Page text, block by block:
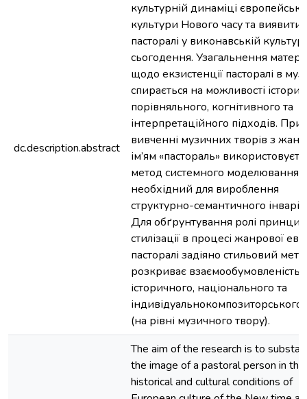
dc.description.abstract
культурній динаміці
культури Нового часу та виявити
пасторалі у виконавській культурі
сьогодення. Узагальнення
щодо екзистенції пасторалі в
спирається на можливості
порівняльного, когнітивного та
інтерпретаційного підходів. При
вивченні музичних творів з
ім’ям «пастораль»
метод системного моделювання,
необхідний для вироблення
структурно-семантичного
Для обґрунтування ролі
стилізації в процесі жанрової
пасторалі задіяно стильовий
розкриває взаємообумовленість
історичного, національного та
індивідуальнокомпозиторського
(на рівні музичного твору).
The aim of the research is to
the image of a pastoral person in the
historical and cultural conditions of